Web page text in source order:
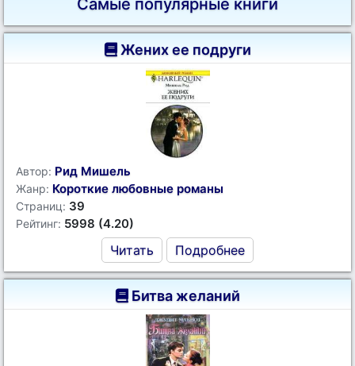
Самые популярные книги
Жених ее подруги
Автор: Рид Мишель
Жанр: Короткие любовные романы
Страниц: 39
Рейтинг: 5998 (4.20)
Читать Подробнее
Битва желаний